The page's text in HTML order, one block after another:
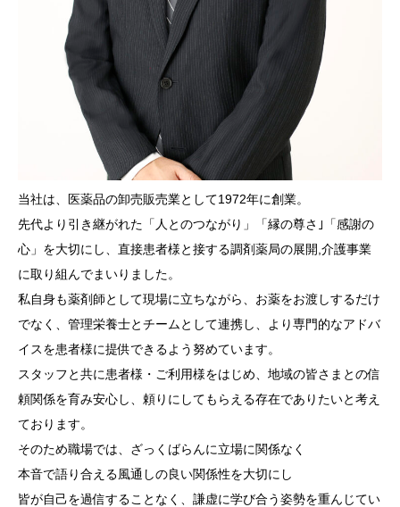
当社は、医薬品の卸売販売業として1972年に創業。
先代より引き継がれた「人とのつながり」「縁の尊さ｣「感謝の
心」を大切にし、直接患者様と接する調剤薬局の展開,介護事業
に取り組んでまいりました。
私自身も薬剤師として現場に立ちながら、お薬をお渡しするだけ
でなく、管理栄養士とチームとして連携し、より専門的なアドバ
イスを患者様に提供できるよう努めています。
スタッフと共に患者様・ご利用様をはじめ、地域の皆さまとの信
頼関係を育み安心し、頼りにしてもらえる存在でありたいと考え
ております。
そのため職場では、ざっくばらんに立場に関係なく
本音で語り合える風通しの良い関係性を大切にし
皆が自己を過信することなく、謙虚に学び合う姿勢を重んじてい